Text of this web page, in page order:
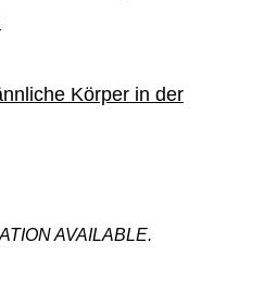
Körper in der
AVAILABLE.